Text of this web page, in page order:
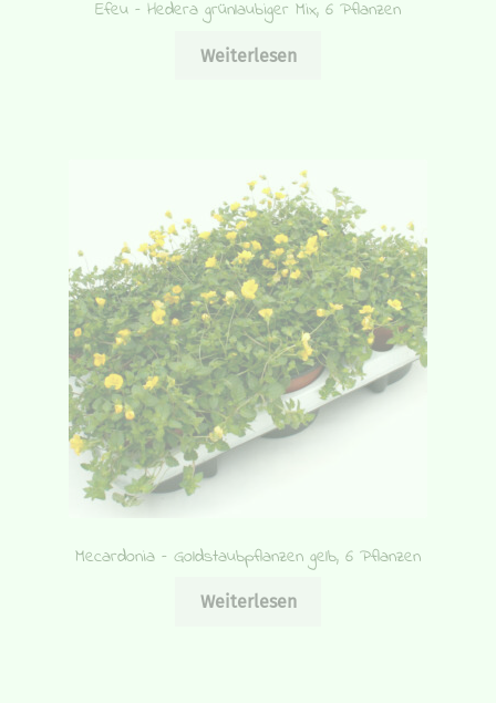
Efeu – Hedera grünlaubiger Mix, 6 Pflanzen
Weiterlesen
Mecardonia – Goldstaubpflanzen gelb, 6 Pflanzen
Weiterlesen